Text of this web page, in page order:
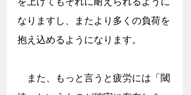
なりますし、またより多くの負荷を
抱え込めるようになります。
また、もっと言うと疲労には「閾